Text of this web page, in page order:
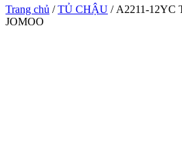
Trang chủ /TỦ CHẬU / A2211-12YC
JOMOO